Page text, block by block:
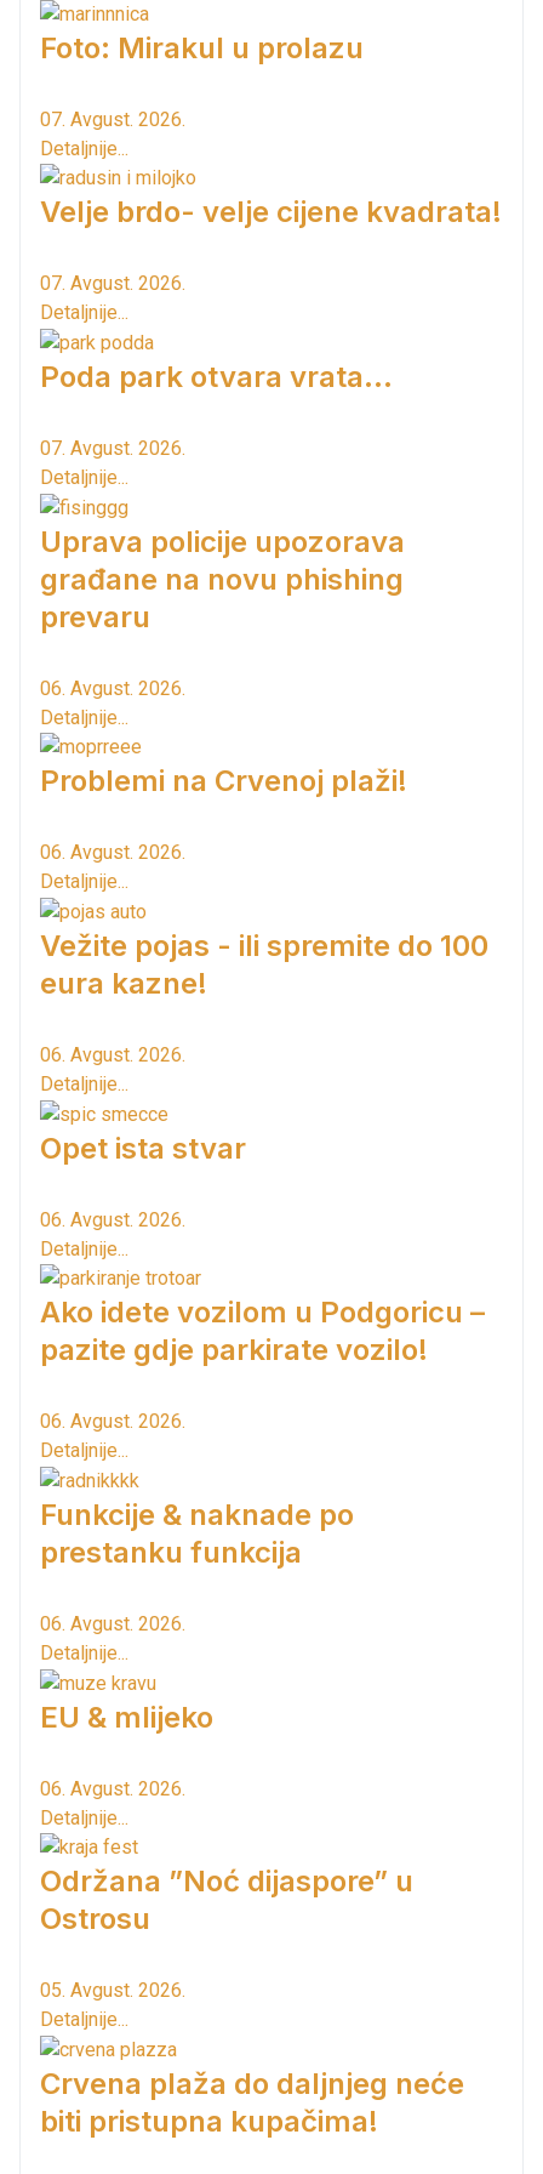
Foto: Mirakul u prolazu
07. Avgust. 2026.
Detaljnije...
Velje brdo- velje cijene kvadrata!
07. Avgust. 2026.
Detaljnije...
Poda park otvara vrata...
07. Avgust. 2026.
Detaljnije...
Uprava policije upozorava
građane na novu phishing
prevaru
06. Avgust. 2026.
Detaljnije...
Problemi na Crvenoj plaži!
06. Avgust. 2026.
Detaljnije...
Vežite pojas - ili spremite do 100
eura kazne!
06. Avgust. 2026.
Detaljnije...
Opet ista stvar
06. Avgust. 2026.
Detaljnije...
Ako idete vozilom u Podgoricu –
pazite gdje parkirate vozilo!
06. Avgust. 2026.
Detaljnije...
Funkcije & naknade po
prestanku funkcija
06. Avgust. 2026.
Detaljnije...
EU & mlijeko
06. Avgust. 2026.
Detaljnije...
Održana ”Noć dijaspore” u
Ostrosu
05. Avgust. 2026.
Detaljnije...
Crvena plaža do daljnjeg neće
biti pristupna kupačima!